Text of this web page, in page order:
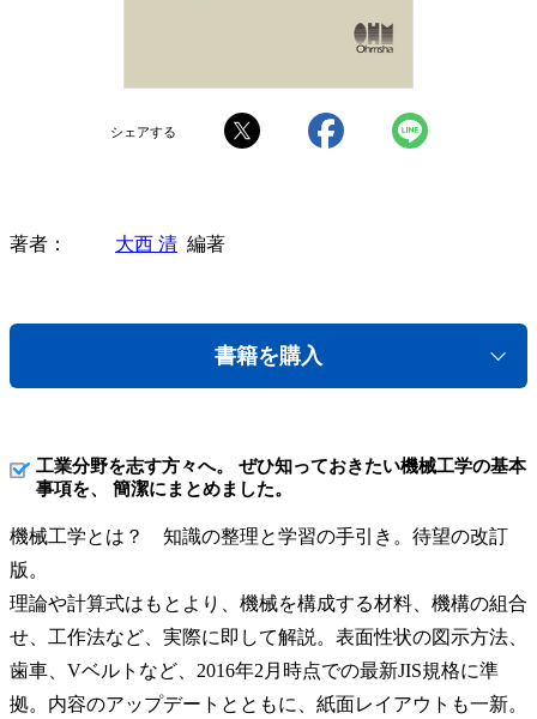
シェアする
著者 大西 清 編著
書籍を購入
工業分野を志す方々へ。 ぜひ知っておきたい機械工学の基本
事項を、 簡潔にまとめました。
機械工学とは？ 知識の整理と学習の手引き。待望の改訂
版。
理論や計算式はもとより、機械を構成する材料、機構の組合
せ、工作法など、実際に即して解説。表面性状の図示方法、
歯車、Vベルトなど、2016年2月時点での最新JIS規格に準
拠。内容のアップデートとともに、紙面レイアウトも一新。